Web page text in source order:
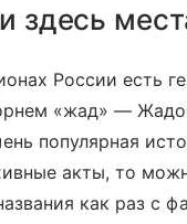
здесь
России есть
«жад» —
популярная
акты, то
как раз с